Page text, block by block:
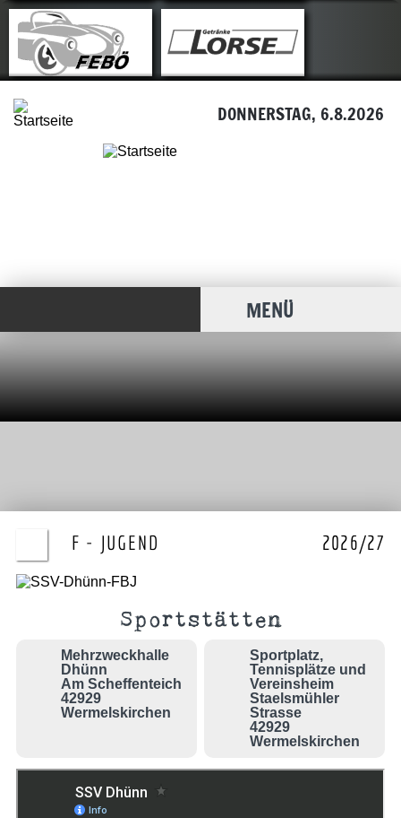
DONNERSTAG, 6.8.2026
MENÜ
F - JUGEND 2026/27
Sportstätten
Mehrzweckhalle
Dhünn
Am Scheffenteich
42929
Wermelskirchen
Sportplatz,
Tennisplätze und
Vereinsheim
Staelsmühler
Strasse
42929
Wermelskirchen